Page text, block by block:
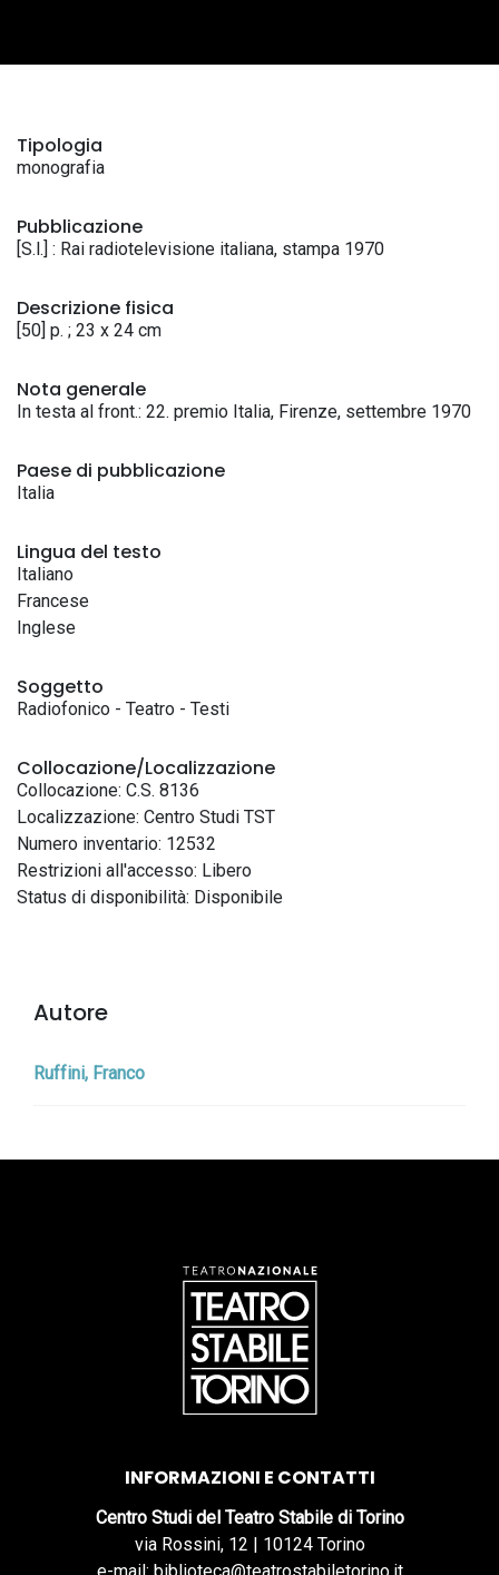
Tipologia
monografia
Pubblicazione
[S.l.] : Rai radiotelevisione italiana, stampa 1970
Descrizione fisica
[50] p. ; 23 x 24 cm
Nota generale
In testa al front.: 22. premio Italia, Firenze, settembre 1970
Paese di pubblicazione
Italia
Lingua del testo
Italiano
Francese
Inglese
Soggetto
Radiofonico - Teatro - Testi
Collocazione/Localizzazione
Collocazione: C.S. 8136
Localizzazione: Centro Studi TST
Numero inventario: 12532
Restrizioni all'accesso: Libero
Status di disponibilità: Disponibile
Autore
Ruffini, Franco
INFORMAZIONI E CONTATTI
Centro Studi del Teatro Stabile di Torino
via Rossini, 12 | 10124 Torino